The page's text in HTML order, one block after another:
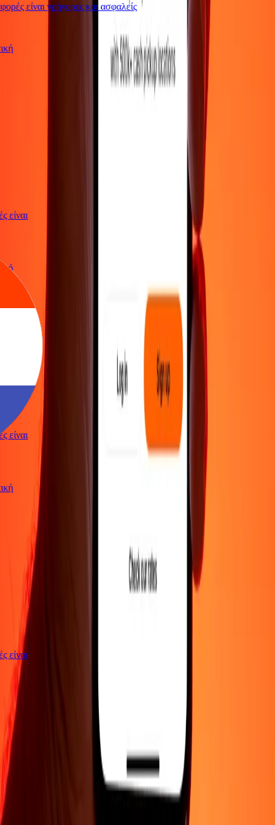
είναι γρήγορες και ασφαλείς
είναι
είναι
είναι
ΕΤΑΙΡΕΙΑ
Σχετικά με εμάς
Θέσεις εργασίαςΑσφάλεια
πράκτορας
ΥΠΟΣΤΗΡΙΞΗ
Πολιτική απορρήτου
Ειδοποίηση για cookiesΌροι και
Κέντρο βοήθειας